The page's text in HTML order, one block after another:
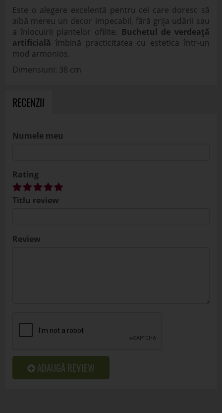
Este o alegere excelentă pentru cei care doresc să
aibă mereu un decor impecabil, fără grija udării sau
a înlocuirii plantelor ofilite. Buchetul de verdeață
artificială îmbină practicitatea cu estetica într-un
mod armonios.
Dimensiuni: 38 cm
RECENZII
Numele meu
Rating
Titlu review
Review
ADAUGĂ REVIEW